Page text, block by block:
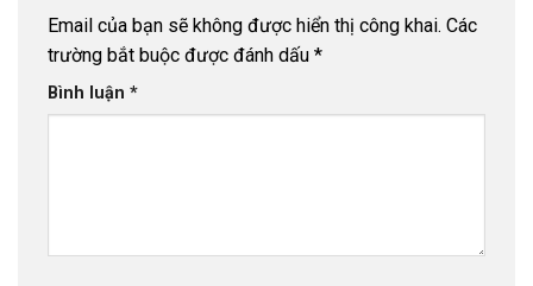
Email của bạn sẽ không được hiển thị công khai. Các
trường bắt buộc được đánh dấu *
Bình luận *